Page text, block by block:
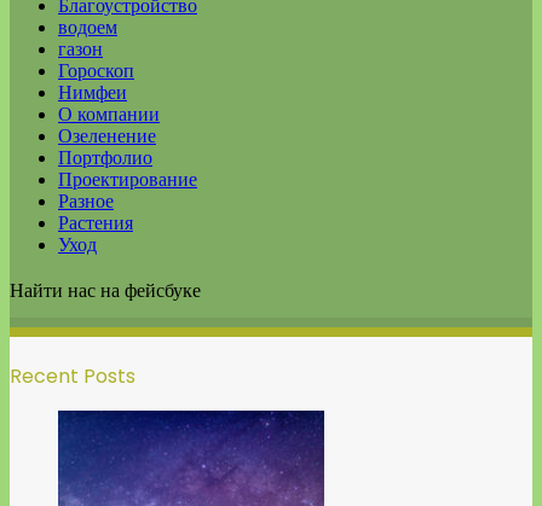
Благоустройство
водоем
газон
Гороскоп
Нимфеи
О компании
Озеленение
Портфолио
Проектирование
Разное
Растения
Уход
Найти нас на фейсбуке
Recent Posts